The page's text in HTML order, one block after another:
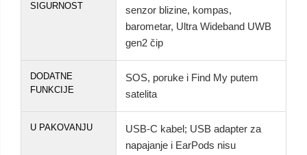
SIGURNOST
senzor blizine, kompas,
barometar, Ultra Wideband UWB
gen2 čip
DODATNE
FUNKCIJE
SOS, poruke i Find My putem
satelita
U PAKOVANJU
USB-C kabel; USB adapter za
napajanje i EarPods nisu